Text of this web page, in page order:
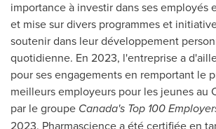
importance à investir dans ses employés
et mise sur divers programmes et
soutenir dans leur développement
quotidienne. En 2023, l'entreprise a
pour ses engagements en remportant le
meilleurs employeurs pour les jeunes au
par le groupe Canada's Top 100
2023, Pharmascience a été certifiée en